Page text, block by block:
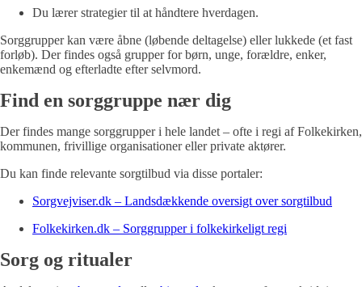
Du lærer strategier til at håndtere hverdagen.
Sorggrupper kan være åbne (løbende deltagelse) eller lukkede (et fast
forløb). Der findes også grupper for børn, unge, forældre, enker,
enkemænd og efterladte efter selvmord.
Find en sorggruppe nær dig
Der findes mange sorggrupper i hele landet – ofte i regi af Folkekirken,
kommunen, frivillige organisationer eller private aktører.
Du kan finde relevante sorgtilbud via disse portaler:
Sorgvejviser.dk – Landsdækkende oversigt over sorgtilbud
Folkekirken.dk – Sorggrupper i folkekirkeligt regi
Sorg og ritualer